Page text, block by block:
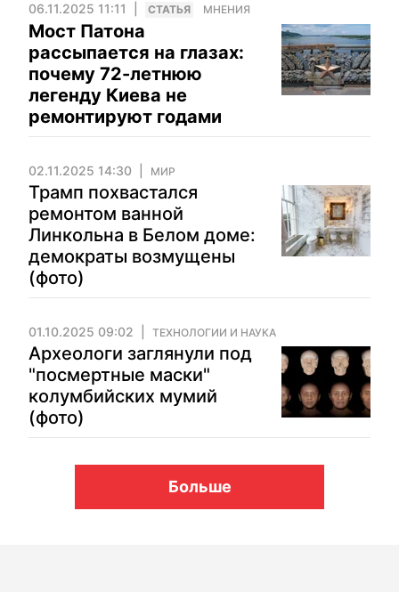
06.11.2025 11:11 CТАТЬЯ МНЕНИЯ
Мост Патона
рассыпается на глазах:
почему 72-летнюю
легенду Киева не
ремонтируют годами
02.11.2025 14:30 МИР
Трамп похвастался
ремонтом ванной
Линкольна в Белом доме:
демократы возмущены
(фото)
01.10.2025 09:02 ТЕХНОЛОГИИ И НАУКА
Археологи заглянули под
"посмертные маски"
колумбийских мумий
(фото)
Больше